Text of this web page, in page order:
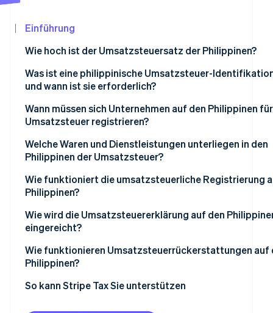
Erfahren Sie, wie Stripe Lösungen für
Jetzt ansehen
Einführung
Wie hoch ist der Umsatzsteuersatz der Philippinen?
Was ist eine philippinische Umsatzsteuer-
und wann ist sie erforderlich?
Wann müssen sich Unternehmen auf den Philippinen
Umsatzsteuer registrieren?
Welche Waren und Dienstleistungen unterliegen in den
Philippinen der Umsatzsteuer?
Wie funktioniert die umsatzsteuerliche Registrierung
Philippinen?
Registrieren Sie sich beim Bureau of Internal Revenue
Erhalten Sie Ihre Umsatzsteuer-Identifikationsnummer
Registrierungsbescheinigung
Stellen Sie umsatzsteuerkonforme Rechnungen aus
Wie wird die Umsatzsteuererklärung auf den
eingereicht?
Wie funktionieren Umsatzsteuerrückerstattungen auf
Philippinen?
So kann Stripe Tax Sie unterstützen